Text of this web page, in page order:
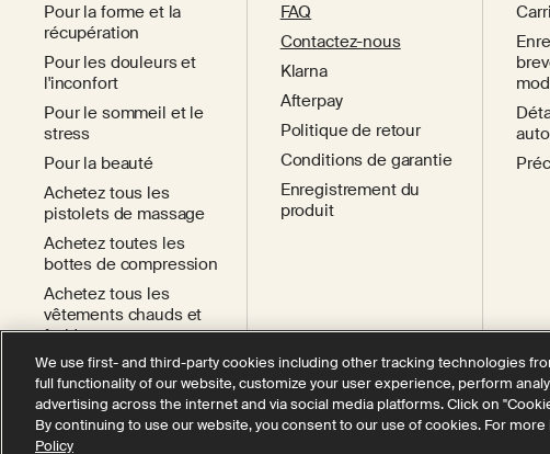
Pour la forme et la
récupération
Pour les douleurs et
l'inconfort
Pour le sommeil et le
stress
Pour la beauté
Achetez tous les
pistolets de massage
Achetez toutes les
bottes de compression
Achetez tous les
vêtements chauds et
froids
FAQ
Contactez-nous
Klarna
Afterpay
Politique de retour
Conditions de garantie
Enregistrement du
produit
InstagramFacebook
X YouTube
politique de
We use first- and third-party cookies including other tracking technologies
full functionality of our website, customize your user experience, perform
advertising across the internet and via social media platforms. Click on
By continuing to use our website, you consent to our use of cookies. For
Policy